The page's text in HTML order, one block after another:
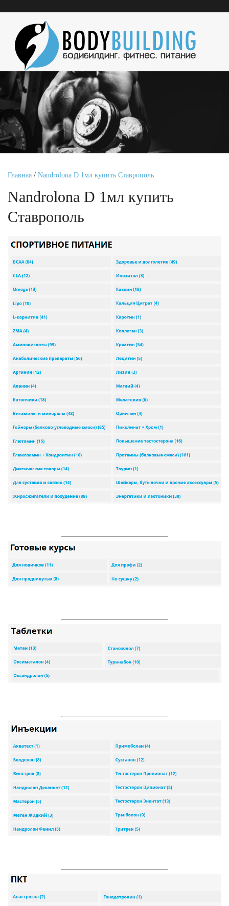
Главная / Nandrolona D 1мл купить Ставрополь
Nandrolona D 1мл купить
Ставрополь